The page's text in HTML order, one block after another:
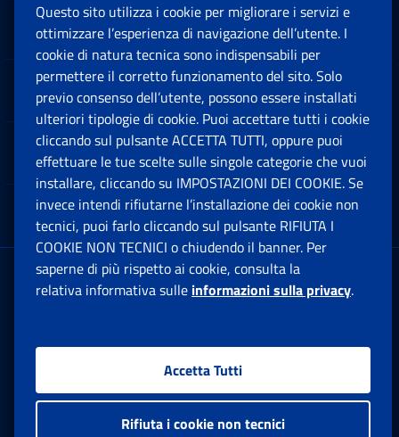
Sedi e Contatti
Software
Note Legali
App mobile
Sede Legale : Via Ciro il Grande, 21
00144 Roma
Facebook: Apre una nuova finestra
Twitter: Apre una nuova finestra
Whatsapp: Apre una nuova
Youtube: Apre una
Instagram:
Questo sito utilizza i cookie per migliorare i servizi e
ottimizzare l’esperienza di navigazione dell’utente. I
cookie di natura tecnica sono indispensabili per
permettere il corretto funzionamento del sito. Solo
previo consenso dell’utente, possono essere installati
ulteriori tipologie di cookie. Puoi accettare tutti i cookie
cliccando sul pulsante ACCETTA TUTTI, oppure puoi
effettuare le tue scelte sulle singole categorie che vuoi
installare, cliccando su IMPOSTAZIONI DEI COOKIE. Se
invece intendi rifiutarne l’installazione dei cookie non
tecnici, puoi farlo cliccando sul pulsante RIFIUTA I
COOKIE NON TECNICI o chiudendo il banner. Per
saperne di più rispetto ai cookie, consulta la
relativa informativa sulle informazioni sulla privacy.
Accetta Tutti
Rifiuta i cookie non tecnici